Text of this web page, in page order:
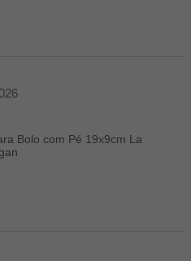
Bolo com Pé 19x9cm La